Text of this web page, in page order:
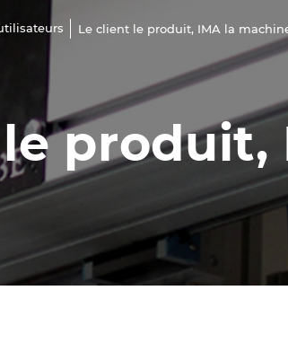
Le client le produit, IMA la
produit,